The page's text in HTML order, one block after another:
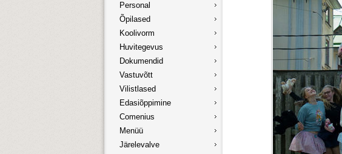
Personal
Õpilased
Koolivorm
Huvitegevus
Dokumendid
Vastuvõtt
Vilistlased
Edasiõppimine
Comenius
Menüü
Järelevalve